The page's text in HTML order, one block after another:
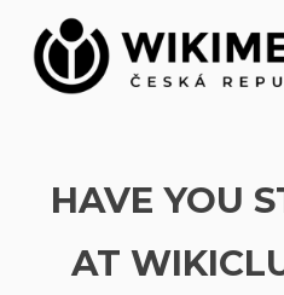
content
HAVE YOU
AT